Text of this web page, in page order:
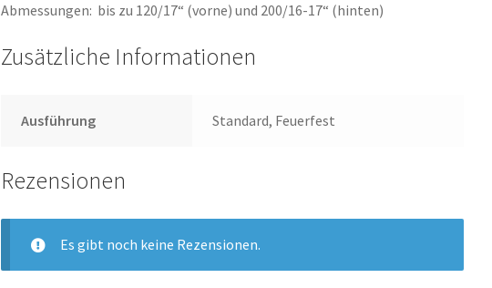
Abmessungen: bis zu 120/17“ (vorne) und 200/16-17“ (hinten)
Zusätzliche Informationen
Ausführung Standard, Feuerfest
Rezensionen
Es gibt noch keine Rezensionen.